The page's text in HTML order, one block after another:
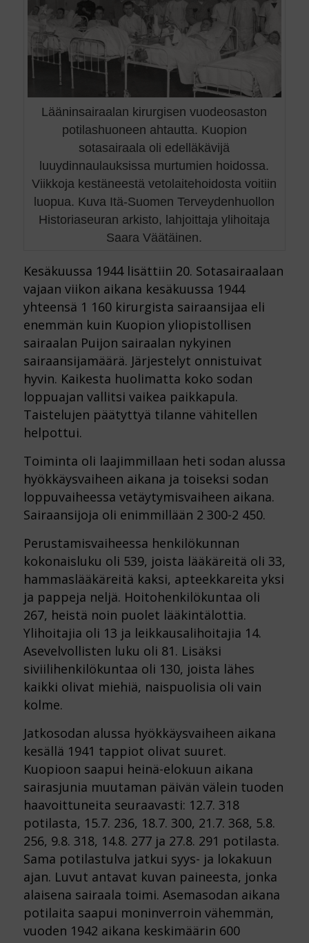
Lääninsairaalan kirurgisen vuodeosaston
potilashuoneen ahtautta. Kuopion
sotasairaala oli edelläkävijä
luuydinnaulauksissa murtumien hoidossa.
Viikkoja kestäneestä vetolaitehoidosta voitiin
luopua. Kuva Itä-Suomen Terveydenhuollon
Historiaseuran arkisto, lahjoittaja ylihoitaja
Saara Väätäinen.
Kesäkuussa 1944 lisättiin 20. Sotasairaalaan
vajaan viikon aikana kesäkuussa 1944
yhteensä 1 160 kirurgista sairaansijaa eli
enemmän kuin Kuopion yliopistollisen
sairaalan Puijon sairaalan nykyinen
sairaansijamäärä. Järjestelyt onnistuivat
hyvin. Kaikesta huolimatta koko sodan
loppuajan vallitsi vaikea paikkapula.
Taistelujen päätyttyä tilanne vähitellen
helpottui.
Toiminta oli laajimmillaan heti sodan alussa
hyökkäysvaiheen aikana ja toiseksi sodan
loppuvaiheessa vetäytymisvaiheen aikana.
Sairaansijoja oli enimmillään 2 300-2 450.
Perustamisvaiheessa henkilökunnan
kokonaisluku oli 539, joista lääkäreitä oli 33,
hammaslääkäreitä kaksi, apteekkareita yksi
ja pappeja neljä. Hoitohenkilökuntaa oli
267, heistä noin puolet lääkintälottia.
Ylihoitajia oli 13 ja leikkausalihoitajia 14.
Asevelvollisten luku oli 81. Lisäksi
siviilihenkilökuntaa oli 130, joista lähes
kaikki olivat miehiä, naispuolisia oli vain
kolme.
Jatkosodan alussa hyökkäysvaiheen aikana
kesällä 1941 tappiot olivat suuret.
Kuopioon saapui heinä-elokuun aikana
sairasjunia muutaman päivän välein tuoden
haavoittuneita seuraavasti: 12.7. 318
potilasta, 15.7. 236, 18.7. 300, 21.7. 368, 5.8.
256, 9.8. 318, 14.8. 277 ja 27.8. 291 potilasta.
Sama potilastulva jatkui syys- ja lokakuun
ajan. Luvut antavat kuvan paineesta, jonka
alaisena sairaala toimi. Asemasodan aikana
potilaita saapui moninverroin vähemmän,
vuoden 1942 aikana keskimäärin 600